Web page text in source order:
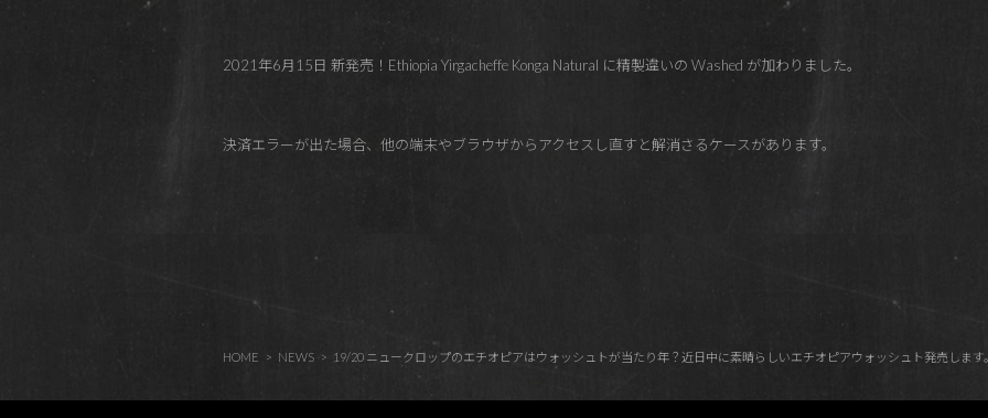
2021年6月15日 新発売！Ethiopia Yirgacheffe Konga Natural に精製違いの Washed が加わりました。
決済エラーが出た場合、他の端末やブラウザからアクセスし直すと解消さるケースがあります。
HOME NEWS 19/20 ニュークロップのエチオピアはウォッシュトが当たり年？近日中に素晴らしいエチオピアウォッシュト発売します